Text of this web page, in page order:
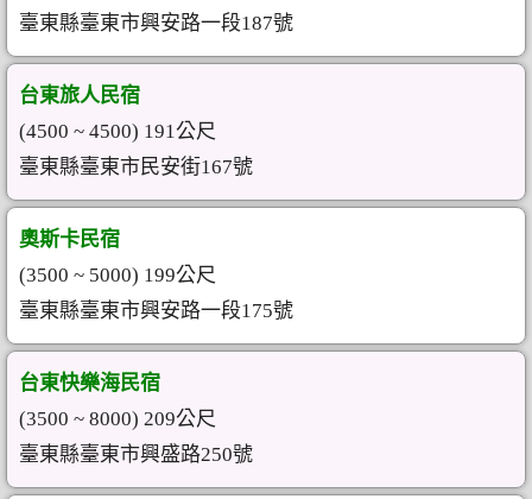
臺東縣臺東市興安路一段187號
台東旅人民宿
(4500 ~ 4500) 191公尺
臺東縣臺東市民安街167號
奧斯卡民宿
(3500 ~ 5000) 199公尺
臺東縣臺東市興安路一段175號
台東快樂海民宿
(3500 ~ 8000) 209公尺
臺東縣臺東市興盛路250號